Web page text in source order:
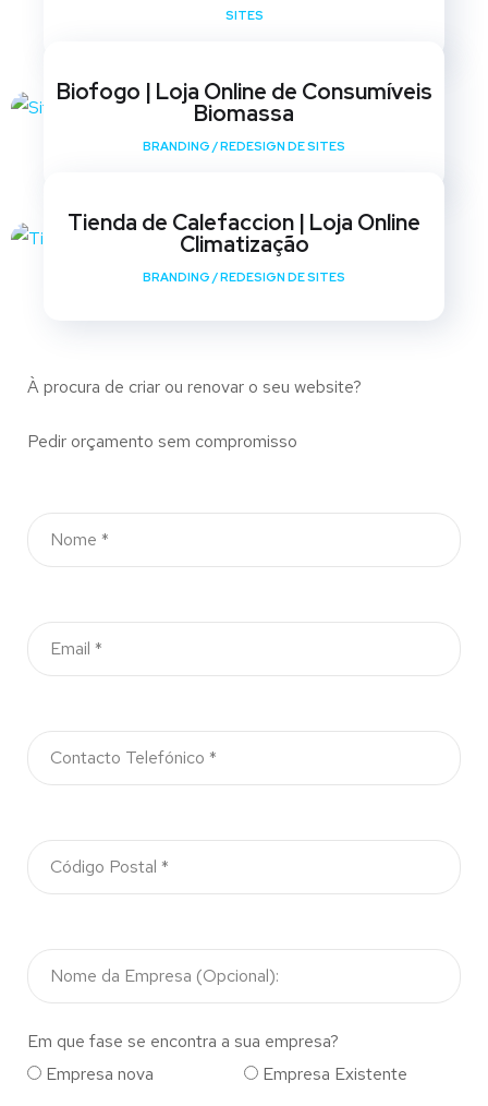
SITES
Biofogo | Loja Online de Consumíveis
Biomassa
BRANDING /REDESIGN DE SITES
Tienda de Calefaccion | Loja Online
Climatização
BRANDING /REDESIGN DE SITES
À procura de criar ou renovar o seu website?
Pedir orçamento sem compromisso
Em que fase se encontra a sua empresa?
Empresa nova
Empresa Existente